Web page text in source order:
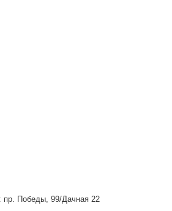
пр. Победы, 99/Дачная 22